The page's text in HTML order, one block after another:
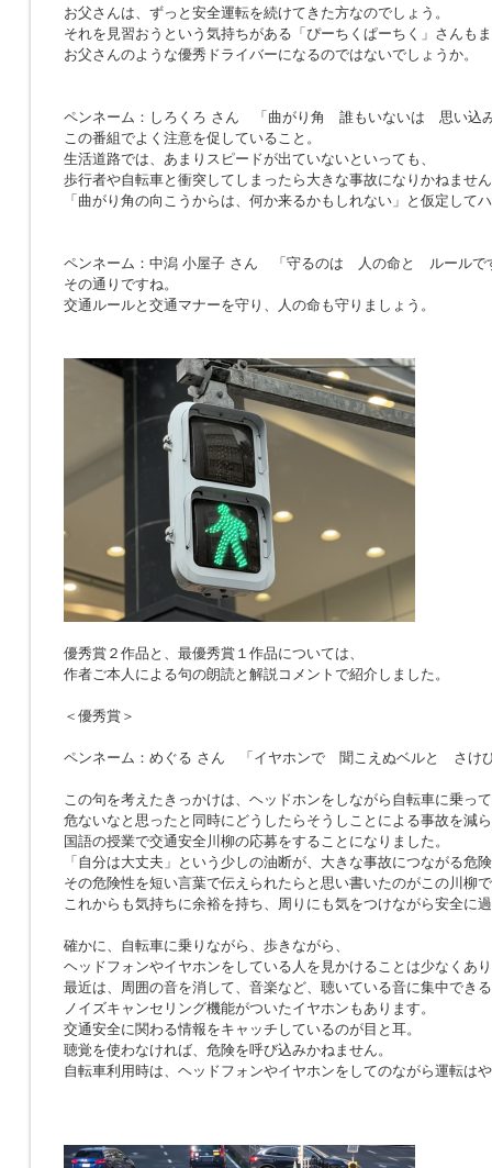
お父さんは、ずっと安全運転を続けてきた方なのでしょう。
それを見習おうという気持ちがある「ぴーちくぱーちく」さんも
お父さんのような優秀ドライバーになるのではないでしょうか。
ペンネーム：しろくろ さん
「曲がり角 誰もいないは 思い込
この番組でよく注意を促していること。
生活道路では、あまりスピードが出ていないといっても、
歩行者や自転車と衝突してしまったら大きな事故になりかねませ
「曲がり角の向こうからは、何か来るかもしれない」と仮定して
ペンネーム：中潟 小屋子 さん 「 守るのは 人の命と ルールで
その通りですね。
交通ルールと交通マナーを守り、人の命も守りましょう。
優秀賞２作品と、最優秀賞１作品については、
作者ご本人による句の朗読と解説コメントで紹介しました。
＜優秀賞＞
ペンネーム：めぐる さん 「イヤホンで 聞こえぬベルと さけ
この句を考えたきっかけは、ヘッドホンをしながら自転車に乗っ
危ないなと思ったと同時にどうしたらそうしことによる事故を減
国語の授業で交通安全川柳の応募をすることになりました。
「自分は大丈夫」という少しの油断が、大きな事故につながる危
その危険性を短い言葉で伝えられたらと思い書いたのがこの川柳
これからも気持ちに余裕を持ち、周りにも気をつけながら安全に
確かに、自転車に乗りながら、歩きながら、
ヘッドフォンやイヤホンをしている人を見かけることは少なくあ
最近は、周囲の音を消して、音楽など、聴いている音に集中できる
ノイズキャンセリング機能がついたイヤホンもあります。
交通安全に関わる情報をキャッチしているのが目と耳。
聴覚を使わなければ、危険を呼び込みかねません。
自転車利用時は、ヘッドフォンやイヤホンをしてのながら運転は